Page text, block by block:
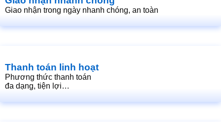
Giao nhận trong ngày nhanh chóng, an toàn
Thanh toán linh hoạt
Phương thức thanh toán
đa dạng, tiện lợi…